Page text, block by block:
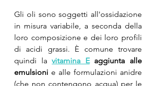
Gli oli sono soggetti all'ossidazione
in misura variabile, a seconda della
loro composizione e dei loro profili
di acidi grassi. È comune trovare
quindi la vitamina E aggiunta alle
emulsioni e alle formulazioni anidre
(che non contengono acqua) per le